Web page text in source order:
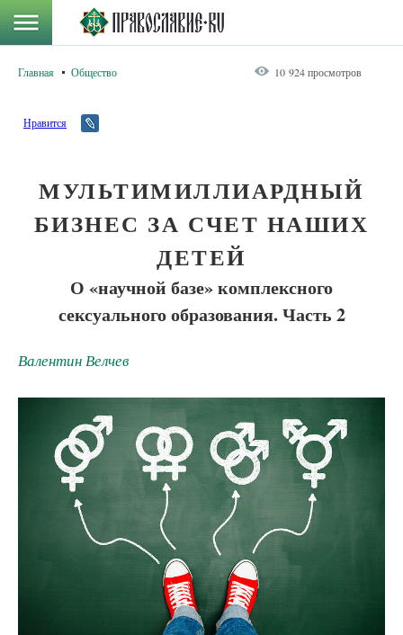
Главная Общество 10 924 просмотров
Нравится
МУЛЬТИМИЛЛИАРДНЫЙ
БИЗНЕС ЗА СЧЕТ НАШИХ
ДЕТЕЙ
О «научной базе» комплексного
сексуального образования. Часть 2
Валентин Велчев